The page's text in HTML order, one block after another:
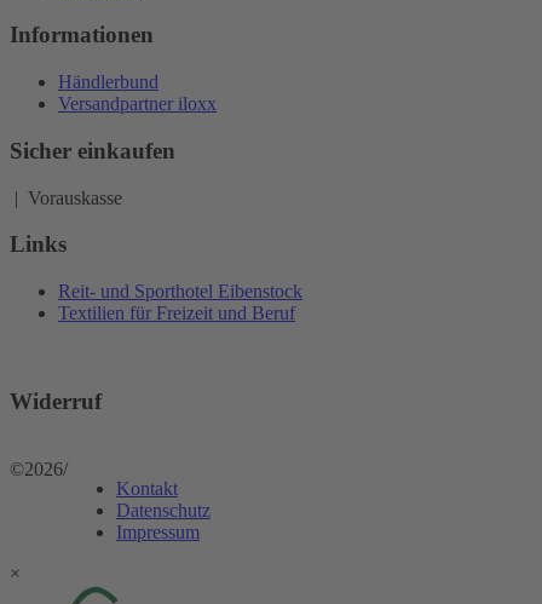
Informationen
Händlerbund
Versandpartner iloxx
Sicher einkaufen
| Vorauskasse
Links
Reit- und Sporthotel Eibenstock
Textilien für Freizeit und Beruf
Widerruf
©2026/
Kontakt
Datenschutz
Impressum
×